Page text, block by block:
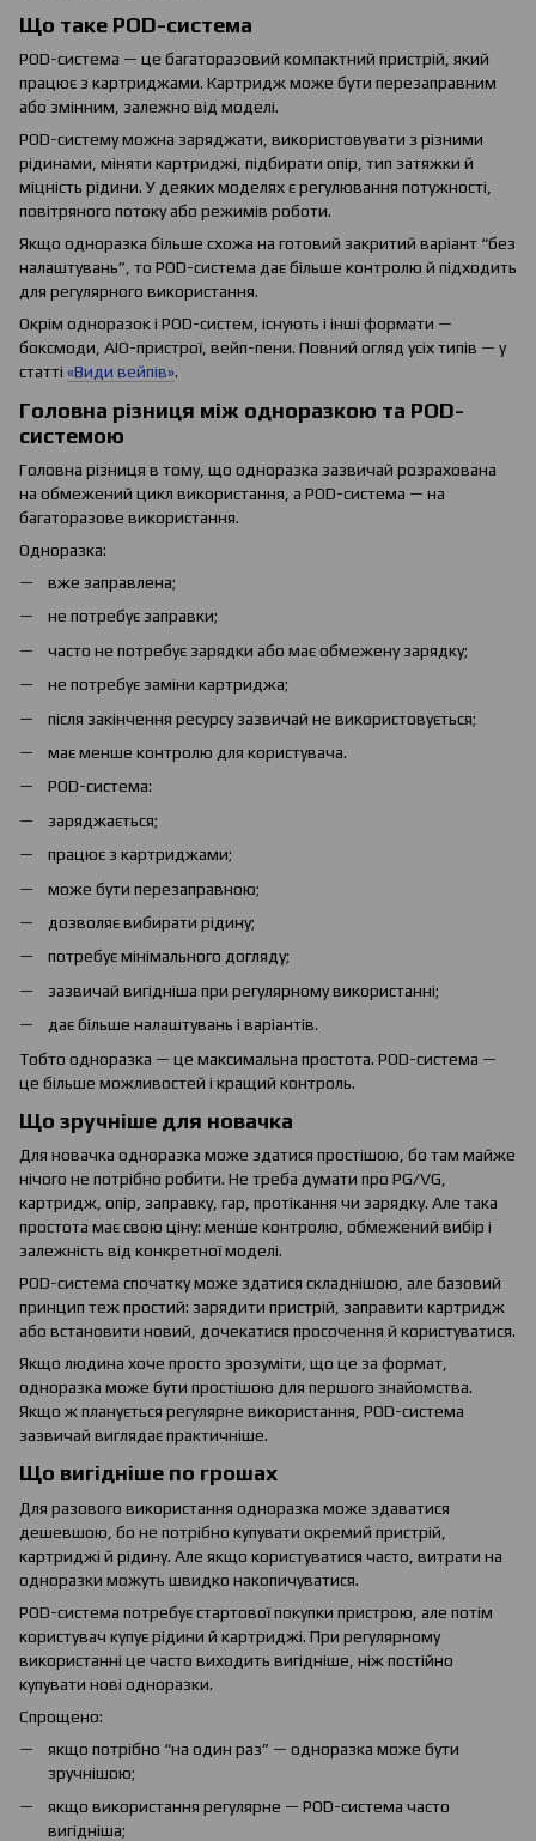
Що таке POD-система
POD-система — це багаторазовий компактний пристрій, який
працює з картриджами. Картридж може бути перезаправним
або змінним, залежно від моделі.
POD-систему можна заряджати, використовувати з різними
рідинами, міняти картриджі, підбирати опір, тип затяжки й
міцність рідини. У деяких моделях є регулювання потужності,
повітряного потоку або режимів роботи.
Якщо одноразка більше схожа на готовий закритий варіант “без
налаштувань”, то POD-система дає більше контролю й підходить
для регулярного використання.
Окрім одноразок і POD-систем, існують і інші формати —
боксмоди, AIO-пристрої, вейп-пени. Повний огляд усіх типів — у
статті «Види вейпів».
Головна різниця між одноразкою та POD-
системою
Головна різниця в тому, що одноразка зазвичай розрахована
на обмежений цикл використання, а POD-система — на
багаторазове використання.
Одноразка:
вже заправлена;
не потребує заправки;
часто не потребує зарядки або має обмежену зарядку;
не потребує заміни картриджа;
після закінчення ресурсу зазвичай не використовується;
має менше контролю для користувача.
POD-система:
заряджається;
працює з картриджами;
може бути перезаправною;
дозволяє вибирати рідину;
потребує мінімального догляду;
зазвичай вигідніша при регулярному використанні;
дає більше налаштувань і варіантів.
Тобто одноразка — це максимальна простота. POD-система —
це більше можливостей і кращий контроль.
Що зручніше для новачка
Для новачка одноразка може здатися простішою, бо там майже
нічого не потрібно робити. Не треба думати про PG/VG,
картридж, опір, заправку, гар, протікання чи зарядку. Але така
простота має свою ціну: менше контролю, обмежений вибір і
залежність від конкретної моделі.
POD-система спочатку може здатися складнішою, але базовий
принцип теж простий: зарядити пристрій, заправити картридж
або встановити новий, дочекатися просочення й користуватися.
Якщо людина хоче просто зрозуміти, що це за формат,
одноразка може бути простішою для першого знайомства.
Якщо ж планується регулярне використання, POD-система
зазвичай виглядає практичніше.
Що вигідніше по грошах
Для разового використання одноразка може здаватися
дешевшою, бо не потрібно купувати окремий пристрій,
картриджі й рідину. Але якщо користуватися часто, витрати на
одноразки можуть швидко накопичуватися.
POD-система потребує стартової покупки пристрою, але потім
користувач купує рідини й картриджі. При регулярному
використанні це часто виходить вигідніше, ніж постійно
купувати нові одноразки.
Спрощено:
якщо потрібно “на один раз” — одноразка може бути
зручнішою;
якщо використання регулярне — POD-система часто
вигідніша;